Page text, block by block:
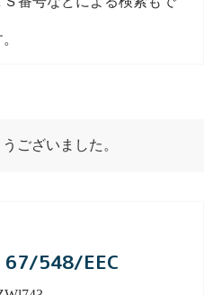
ございました。
548/EEC